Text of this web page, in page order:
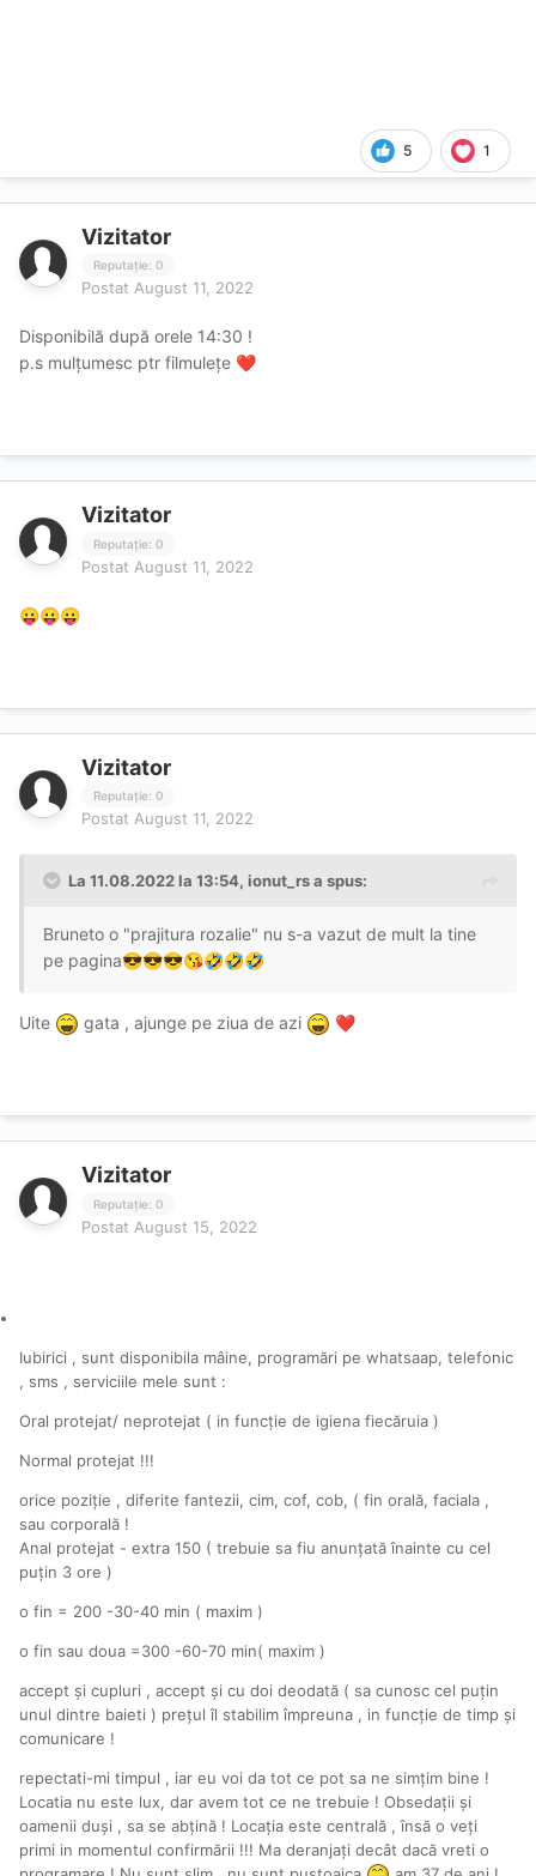
5 1
Vizitator
Reputație: 0
Postat August 11, 2022
Disponibilă după orele 14:30 !
p.s mulțumesc ptr filmulețe ❤️
Vizitator
Reputație: 0
Postat August 11, 2022
😛😛😛
Vizitator
Reputație: 0
Postat August 11, 2022
La 11.08.2022 la 13:54, ionut_rsa spus:
Bruneto o "prajitura rozalie" nu s-a vazut de mult la tine
pe pagina😎😎😎😘🤣🤣🤣
Uite gata , ajunge pe ziua de azi ❤️
Vizitator
Reputație: 0
Postat August 15, 2022
Iubirici , sunt disponibila mâine, programări pe whatsaap, telefonic
, sms , serviciile mele sunt :
Oral protejat/ neprotejat ( in funcție de igiena fiecăruia )
Normal protejat !!!
orice poziție , diferite fantezii, cim, cof, cob, ( fin orală, faciala ,
sau corporală !
Anal protejat - extra 150 ( trebuie sa fiu anunțată înainte cu cel
puțin 3 ore )
o fin = 200 -30-40 min ( maxim )
o fin sau doua =300 -60-70 min( maxim )
accept și cupluri , accept și cu doi deodată ( sa cunosc cel puțin
unul dintre baieti ) prețul îl stabilim împreuna , in funcție de timp și
comunicare !
repectati-mi timpul , iar eu voi da tot ce pot sa ne simțim bine !
Locatia nu este lux, dar avem tot ce ne trebuie ! Obsedații și
oamenii duși , sa se abțină ! Locația este centrală , însă o veți
primi in momentul confirmării !!! Ma deranjați decât dacă vreti o